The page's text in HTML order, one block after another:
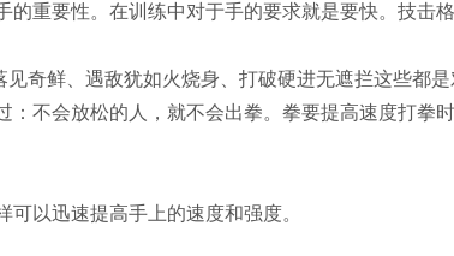
重要性。在训练中对于手的要求就是要快。技击
奇鲜、遇敌犹如火烧身、打破硬进无遮拦这些都
不会放松的人，就不会出拳。拳要提高速度打拳
以迅速提高手上的速度和强度。